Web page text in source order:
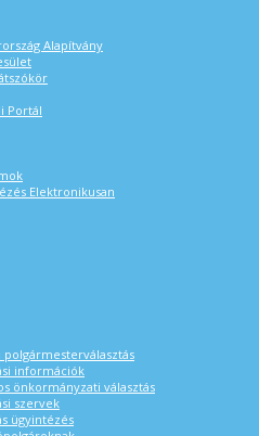
Alapítvány
Portál
Elektronikusan
polgármesterválasztás
információk
önkormányzati választás
szervek
ügyintézés